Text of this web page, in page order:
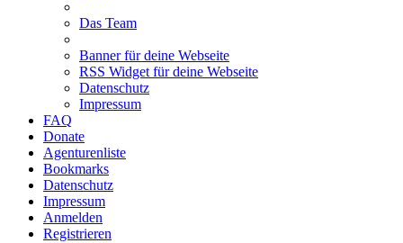
Das Team
Banner für deine Webseite
RSS Widget für deine Webseite
Datenschutz
Impressum
FAQ
Donate
Agenturenliste
Bookmarks
Datenschutz
Impressum
Anmelden
Registrieren